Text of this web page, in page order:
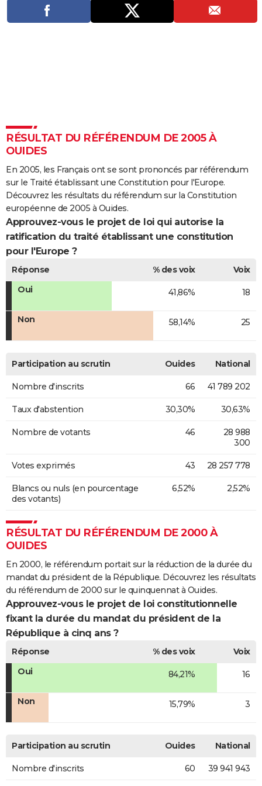
Destinations
Voyage nature
Voyage de noces
Dictionnaire
Biographies
Citations
Expressions
Proverbes
PROGRAMME TV
COPAINS D'AVANT
S'inscrire
Se connecter
Lycées
Collèges
Primaires
Universités
Entreprises
Service militaire
Avis de recherche
AVIS DE DÉCÈS
FORUM
Bricolage
Lifestyle
Culture
Sport
Auto
Television
Voyage
Cinema
RÉSULTAT DU RÉFÉRENDUM DE 2005 À
OUIDES
En 2005, les Français ont se sont prononcés par référendum
sur le Traité établissant une Constitution pour l'Europe.
Découvrez les résultats du référendum sur la Constitution
européenne de 2005 à Ouides.
Approuvez-vous le projet de loi qui autorise la
ratification du traité établissant une constitution
pour l'Europe ?
Réponse % des voix
Voix
Oui
41,86% 18
Non 58,14% 25
Participation au scrutin Ouides National
Nombre d'inscrits 66 41 789 202
Taux d'abstention 30,30% 30,63%
Nombre de votants 46
28 988
300
Votes exprimés 43 28 257 778
Blancs ou nuls (en pourcentage
des votants)
6,52% 2,52%
RÉSULTAT DU RÉFÉRENDUM DE 2000 À
OUIDES
En 2000, le référendum portait sur la réduction de la durée du
mandat du président de la République. Découvrez les résultats
du référendum de 2000 sur le quinquennat à Ouides.
Approuvez-vous le projet de loi constitutionnelle
fixant la durée du mandat du président de la
République à cinq ans ?
Réponse % des voix
Voix
Oui
84,21% 16
Non 15,79% 3
Participation au scrutin Ouides National
Nombre d'inscrits 60 39 941 943